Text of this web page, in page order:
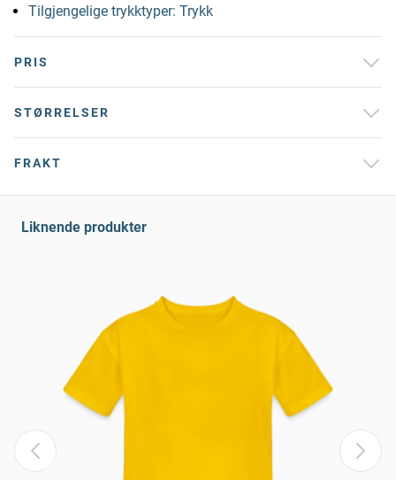
Tilgjengelige trykktyper: Trykk
PRIS
STØRRELSER
FRAKT
Liknende produkter